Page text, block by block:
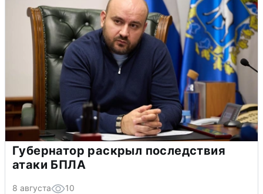
Губернатор раскрыл последствия
атаки БПЛА
8 августа 10